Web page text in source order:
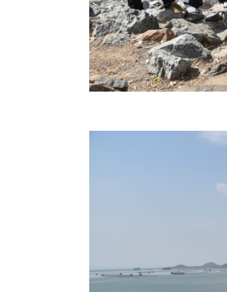
มาตรฐานกำหนดตำแหน่ง
VDO Present
ประกาศแผนการจัดหาพัสดุ
รายงานผลการจัดซื้อจัดจ้าง
สรุปผลการดำเนินงานจัดซื้อ
ประกาศผู้ชนะการเสนอราคา